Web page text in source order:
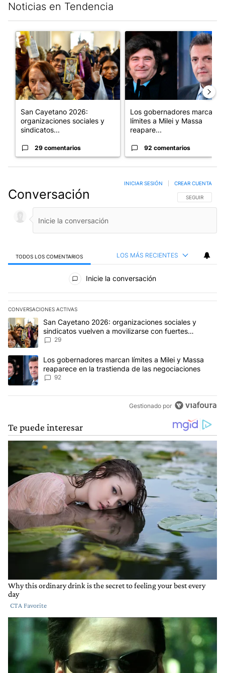
Noticias en Tendencia
Un artículo de tendencia con el título "San Cayetano 2026:
San Cayetano 2026:
organizaciones sociales y
sindicatos...
29 comentarios
Un artículo de tendencia
Los gobernadores marcan
límites a Milei y Massa
reapare...
92 comentarios
Conversación SIGA ESTA
SEGUIR
INICIAR SESIÓN CREAR CUENTA
TODOS LOS COMENTARIOS LOS MÁS RECIENTES
Todos los comentarios
Inicie la conversación
CONVERSACIONES ACTIVAS
Este listado muestra los artículos con más comentarios en los
Un artículo de tendencia con el título "San Cayetano 2026:
San Cayetano 2026: organizaciones sociales y
sindicatos vuelven a movilizarse con fuertes
reclamos al Gobierno
29
Un artículo de tendencia con el título "Los gobernadores marcan
Los gobernadores marcan límites a Milei y Massa
reaparece en la trastienda de las negociaciones
92
Gestionado por